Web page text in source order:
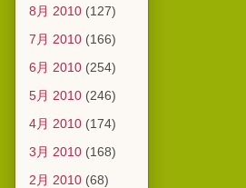
8月 2010 (127)
7月 2010 (166)
6月 2010 (254)
5月 2010 (246)
4月 2010 (174)
3月 2010 (168)
2月 2010 (68)